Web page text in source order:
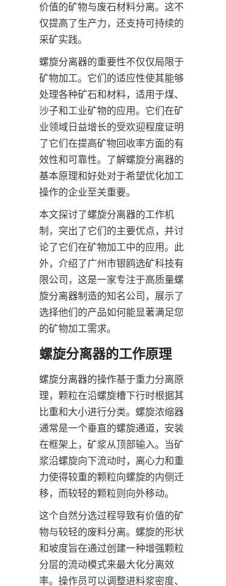
价值的矿物与废石材料分离。这不
仅提高了生产力，还支持可持续的
采矿实践。
螺旋分离器的重要性不仅仅局限于
矿物加工。它们的适应性使其能够
处理各种矿石和材料，适用于煤、
沙子和工业矿物的应用。它们在矿
业领域日益增长的受欢迎程度证明
了它们在提高矿物回收率方面的有
效性和可靠性。了解螺旋分离器的
基本原理和好处对于希望优化加工
操作的企业至关重要。
本文探讨了螺旋分离器的工作机
制，突出了它们的主要优点，并讨
论了它们在矿物加工中的应用。此
外，介绍了广州市银鸥选矿科技有
限公司，这是一家专注于高质量螺
旋分离器制造的知名公司，展示了
选择他们的产品如何能显著满足您
的矿物加工需求。
螺旋分离器的工作原理
螺旋分离器的操作基于重力分离原
理，颗粒在沿螺旋槽下行时根据其
比重和大小进行分类。螺旋浓缩器
通常是一个垂直的螺旋通道，安装
在框架上，矿浆从顶部输入。当矿
浆沿螺旋向下流动时，离心力和重
力使得较重的颗粒向螺旋的内侧迁
移，而较轻的颗粒则向外移动。
这个自然分选过程导致有价值的矿
物与较轻的废料分离。螺旋的形状
和坡度旨在通过创建一种增强颗粒
分层的流动模式来最大化分离效
率。操作员可以调整进料浆密度、